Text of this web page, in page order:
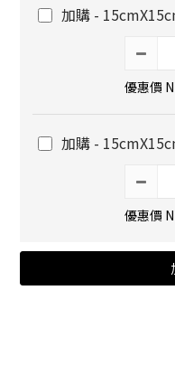
加購 -
優惠價
加購 -
優惠價